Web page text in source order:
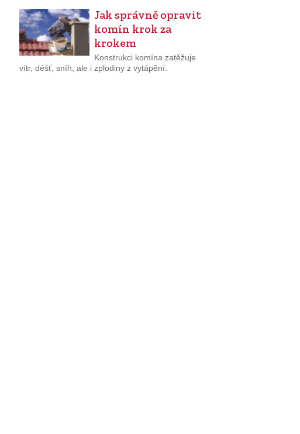
Jak správně opravit
komín krok za
krokem
Konstrukci komína zatěžuje
vítr, déšť, sníh, ale i zplodiny z vytápění.